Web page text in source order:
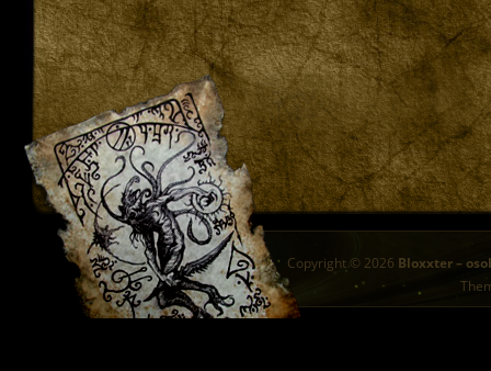
Copyright © 2026 Bloxxter –